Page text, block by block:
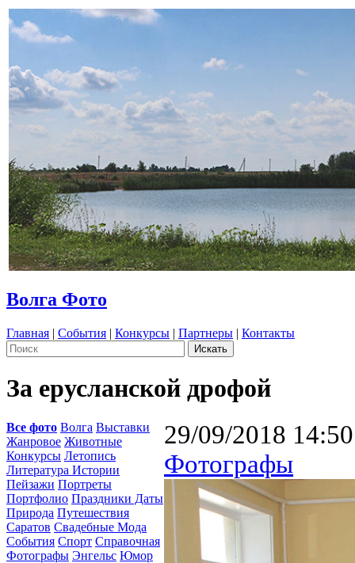
Волга Фото
Главная | События | Конкурсы | Партнеры | Контакты
За ерусланской дрофой
Все фото Волга Выставки
Жанровое Животные
Конкурсы Летопись
Литература Истории
Пейзажи Портреты
Портфолио Праздники Даты
Природа Путешествия
Саратов Свадебные Мода
События Спорт Справочная
Фотографы Энгельс Юмор
29/09/2018 14:50
Фотографы